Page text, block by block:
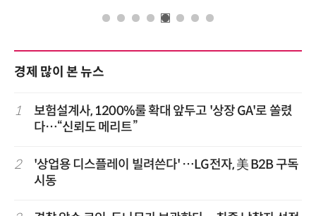
경제 많이 본 뉴스
1
보험설계사, 1200%룰 확대 앞두고 '상장 GA'로 쏠렸
다…“신뢰도 메리트”
2
'상업용 디스플레이 빌려쓴다' …LG전자, 美 B2B 구독
시동